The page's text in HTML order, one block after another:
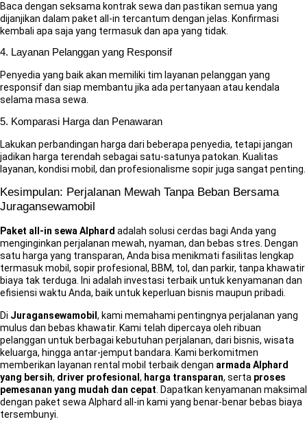
Baca dengan seksama kontrak sewa dan pastikan semua yang
dijanjikan dalam paket all-in tercantum dengan jelas. Konfirmasi
kembali apa saja yang termasuk dan apa yang tidak.
4. Layanan Pelanggan yang Responsif
Penyedia yang baik akan memiliki tim layanan pelanggan yang
responsif dan siap membantu jika ada pertanyaan atau kendala
selama masa sewa.
5. Komparasi Harga dan Penawaran
Lakukan perbandingan harga dari beberapa penyedia, tetapi jangan
jadikan harga terendah sebagai satu-satunya patokan. Kualitas
layanan, kondisi mobil, dan profesionalisme sopir juga sangat penting.
Kesimpulan: Perjalanan Mewah Tanpa Beban Bersama
Juragansewamobil
Paket all-in sewa Alphard adalah solusi cerdas bagi Anda yang
menginginkan perjalanan mewah, nyaman, dan bebas stres. Dengan
satu harga yang transparan, Anda bisa menikmati fasilitas lengkap
termasuk mobil, sopir profesional, BBM, tol, dan parkir, tanpa khawatir
biaya tak terduga. Ini adalah investasi terbaik untuk kenyamanan dan
efisiensi waktu Anda, baik untuk keperluan bisnis maupun pribadi.
Di Juragansewamobil , kami memahami pentingnya perjalanan yang
mulus dan bebas khawatir. Kami telah dipercaya oleh ribuan
pelanggan untuk berbagai kebutuhan perjalanan, dari bisnis, wisata
keluarga, hingga antar-jemput bandara. Kami berkomitmen
memberikan layanan rental mobil terbaik dengan armada Alphard
yang bersih, driver profesional , harga transparan, serta proses
pemesanan yang mudah dan cepat . Dapatkan kenyamanan maksimal
dengan paket sewa Alphard all-in kami yang benar-benar bebas biaya
tersembunyi.